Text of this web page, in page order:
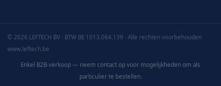
© 2026 LEFTECH BV · BTW BE 1013.064.139 · Alle rechten voorbehouden
www.leftech.be
Enkel B2B-verkoop — neem contact op voor mogelijkheden om als
particulier te bestellen.